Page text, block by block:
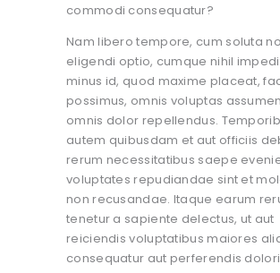
commodi consequatur?
Nam libero tempore, cum soluta
eligendi optio, cumque nihil
minus id, quod maxime placeat,
possimus, omnis voluptas
omnis dolor repellendus.
autem quibusdam et aut officiis
rerum necessitatibus saepe
voluptates repudiandae sint et
non recusandae. Itaque earum
tenetur a sapiente delectus, ut aut
reiciendis voluptatibus maiores
consequatur aut perferendis